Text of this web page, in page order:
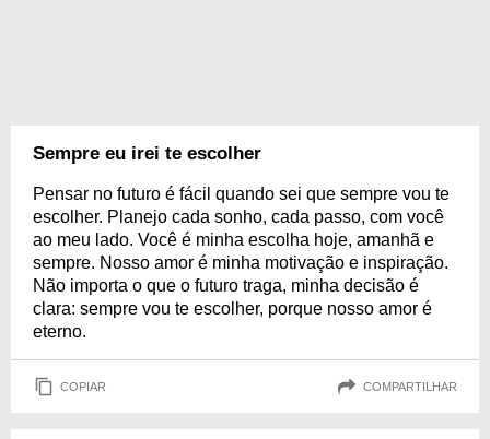
Sempre eu irei te escolher
Pensar no futuro é fácil quando sei que sempre vou te
escolher. Planejo cada sonho, cada passo, com você
ao meu lado. Você é minha escolha hoje, amanhã e
sempre. Nosso amor é minha motivação e inspiração.
Não importa o que o futuro traga, minha decisão é
clara: sempre vou te escolher, porque nosso amor é
eterno.
COPIAR COMPARTILHAR